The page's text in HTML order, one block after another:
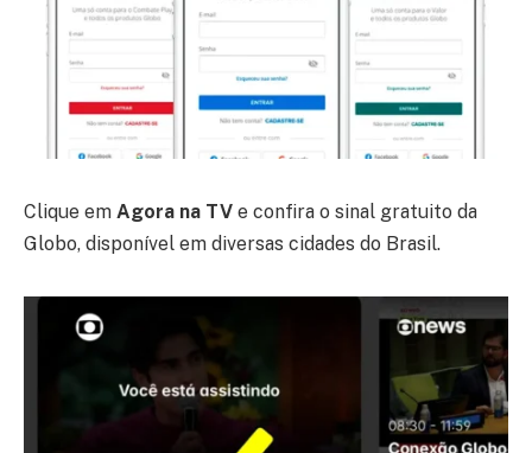
Clique em Agora na TV e confira o sinal gratuito da
Globo, disponível em diversas cidades do Brasil.